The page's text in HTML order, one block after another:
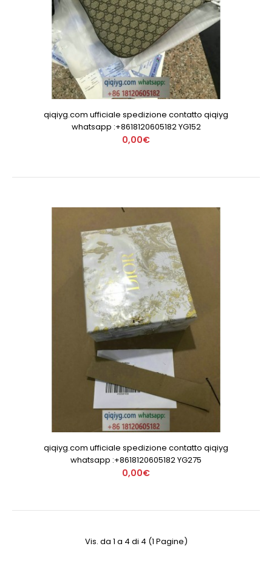
qiqiyg.com ufficiale spedizione contatto qiqiyg
whatsapp :+8618120605182 YG152
0,00€
qiqiyg.com ufficiale spedizione contatto qiqiyg
whatsapp :+8618120605182 YG275
0,00€
Vis. da 1 a 4 di 4 (1 Pagine)